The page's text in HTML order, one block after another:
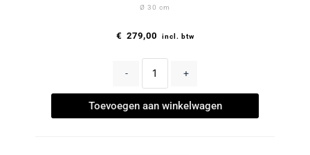
Ø 30 cm
€ 279,00 incl. btw
- +
Toevoegen aan winkelwagen